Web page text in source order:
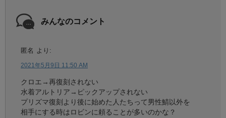
みんなのコメント
匿名 より:
2021年5月9日 11:50 AM
クロエ→再復刻されない
水着アルトリア→ピックアップされない
プリズマ復刻より後に始めた人たちって男性鯖以外を
相手にする時はロビンに頼ることが多いのかな？